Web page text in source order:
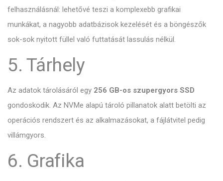
felhasználásnál: lehetővé teszi a komplexebb grafikai
munkákat, a nagyobb adatbázisok kezelését és a böngészők
sok-sok nyitott füllel való futtatását lassulás nélkül.
5. Tárhely
Az adatok tárolásáról egy 256 GB-os szupergyors SSD
gondoskodik. Az NVMe alapú tároló pillanatok alatt betölti az
operációs rendszert és az alkalmazásokat, a fájlátvitel pedig
villámgyors.
6. Grafika